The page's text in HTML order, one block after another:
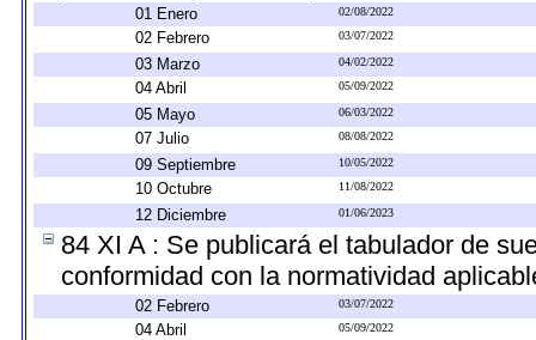
01 Enero 02/08/2022
02 Febrero 03/07/2022
03 Marzo 04/02/2022
04 Abril 05/09/2022
05 Mayo 06/03/2022
07 Julio 08/08/2022
09 Septiembre 10/05/2022
10 Octubre 11/08/2022
12 Diciembre 01/06/2023
84 XI A : Se publicará el tabulador de
conformidad con la normatividad
02 Febrero 03/07/2022
04 Abril 05/09/2022